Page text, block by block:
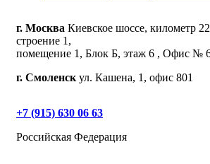
г. Москва Киевское шоссе, километр
строение 1,
помещение 1, Блок Б, этаж 6 , Офис №
г. Смоленскул. Кашена, 1, офис 801
+7 (915) 630 06 63
Российская Федерация